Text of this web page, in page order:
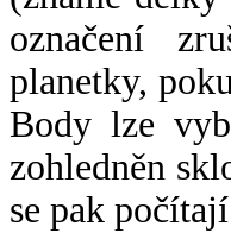
označení
planetky,
Body lze
zohledněn
se pak